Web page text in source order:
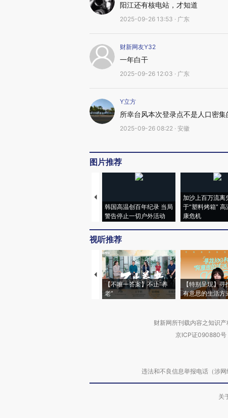
阳江还有核电站，才知道
2025-09-26 13:53 · 广东
财新网友Y32
一年白干
2025-09-26 12:03 · 广东
Y立方
所幸台风本次登录点不是人口密
2025-09-26 08:22 · 安徽
图片推荐
韩国高温创百年纪录 当局
警告停止一切户外活动
加沙上百万流离
于“塑料烤箱” 高
康危机
视听推荐
【不唯一答案】不止“养
老”
【特别呈现】
有意思的生活方
财新网所刊载内容之知识
京ICP证090880号
违法和不良信息举报电话（涉
关